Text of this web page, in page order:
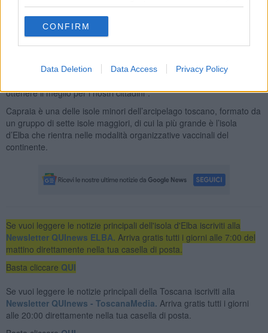
CONFIRM
Data Deletion Data Access Privacy Policy
presidente della Regione,Eugenio Giani-. L’ho chiamato al
telefono per esprimere il mio apprezzamento su questa iniziativa,
che ci lascia ben sperare in un’estate in cui si possa ritornare a
viaggiare in sicurezza, dando di nuovo slancio al turismo. La
sostenere qualsiasi iniziativa del Governo, che vada in questa
ottenere il meglio per i nostri cittadini”.
Capraia è una delle isole minori dell’arcipelago toscano, formato da
un gruppo di sette isole maggiori, di cui la più grande è l’isola
d’Elba che rientra nelle modalità organizzative vaccinali del
continente.
Se vuoi leggere le notizie principali dell'isola d'Elba iscriviti alla
Newsletter QUInews ELBA. Arriva gratis tutti i giorni alle 7:00 del
mattino direttamente nella tua casella di posta.
Basta cliccare QUI
Se vuoi leggere le notizie principali della Toscana iscriviti alla
Newsletter QUInews - ToscanaMedia. Arriva gratis tutti i giorni
alle 20:00 direttamente nella tua casella di posta.